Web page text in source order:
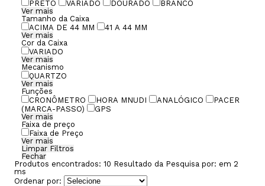
PRETO
VARIADO DOURADO
BRANCO
Ver mais
Tamanho da Caixa
ACIMA DE 44 MM
41 A 44 MM
Ver mais
Cor da Caixa
VARIADO
Ver mais
Mecanismo
QUARTZO
Ver mais
Funções
CRONÔMETRO
HORA MNUDI ANALÓGICO
PACER
(MARCA-PASSO)
GPS
Ver mais
Faixa de preço
Faixa de Preço
Ver mais
Limpar Filtros
Fechar
Produtos encontrados: 10 Resultado da Pesquisa por: em 2
ms
Ordenar por: